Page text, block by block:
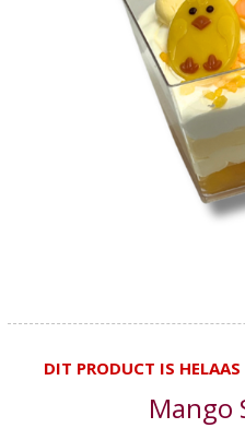
DIT PRODUCT IS
Mango